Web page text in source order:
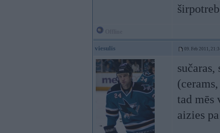
viesulis 09. Feb 2011,
tad mēs
aizies